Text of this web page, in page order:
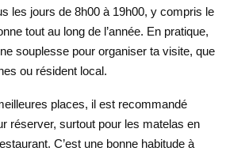
les jours de 8h00 à 19h00, y compris le
tout au long de l’année. En pratique,
souplesse pour organiser ta visite, que
ou résident local.
places, il est recommandé
réserver, surtout pour les matelas en
C’est une bonne habitude à